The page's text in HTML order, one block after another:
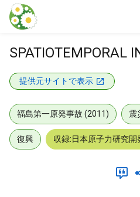
本文に飛ぶ
SPATIOTEMPORAL
提供元サイトで表示
福島第一原発事故 (2011) 震
復興 収録:日本原子力研究